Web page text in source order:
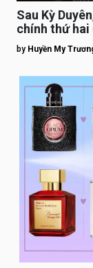
Sau Kỳ
chính thứ hai
by Huyền My